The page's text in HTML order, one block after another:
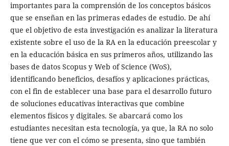
importantes para la comprensión de los conceptos básicos
que se enseñan en las primeras edades de estudio. De ahí
que el objetivo de esta investigación es analizar la literatura
existente sobre el uso de la RA en la educación preescolar y
en la educación básica en sus primeros años, utilizando las
bases de datos Scopus y Web of Science (WoS),
identificando beneficios, desafíos y aplicaciones prácticas,
con el fin de establecer una base para el desarrollo futuro
de soluciones educativas interactivas que combine
elementos físicos y digitales. Se abarcará como los
estudiantes necesitan esta tecnología, ya que, la RA no solo
tiene que ver con el cómo se presenta, sino que también